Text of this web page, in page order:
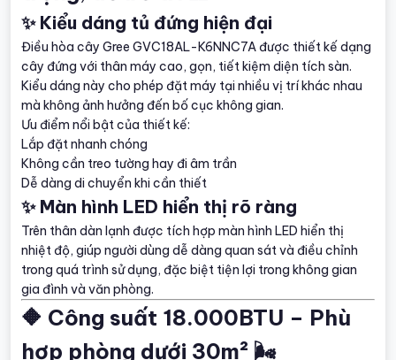
✨ Kiểu dáng tủ đứng hiện đại
Điều hòa cây Gree GVC18AL-K6NNC7A được thiết kế dạng
cây đứng với thân máy cao, gọn, tiết kiệm diện tích sàn.
Kiểu dáng này cho phép đặt máy tại nhiều vị trí khác nhau
mà không ảnh hưởng đến bố cục không gian.
Ưu điểm nổi bật của thiết kế:
Lắp đặt nhanh chóng
Không cần treo tường hay đi âm trần
Dễ dàng di chuyển khi cần thiết
✨ Màn hình LED hiển thị rõ ràng
Trên thân dàn lạnh được tích hợp màn hình LED hiển thị
nhiệt độ, giúp người dùng dễ dàng quan sát và điều chỉnh
trong quá trình sử dụng, đặc biệt tiện lợi trong không gian
gia đình và văn phòng.
🔶 Công suất 18.000BTU – Phù
hợp phòng dưới 30m² 🌬️